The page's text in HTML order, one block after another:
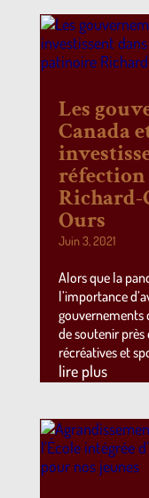
Les
Canada
Richard-
Ours
Juin 3, 2021
Alors que la
l’importance
gouvernements
de soutenir
récréatives et
lire plus